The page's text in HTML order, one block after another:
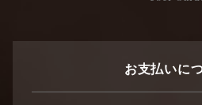
お支払いに